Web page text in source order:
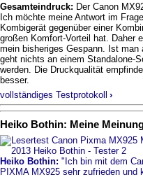
Gesamteindruck: Der Canon
Ich möchte meine Antwort im
Kombigerät gegenüber einer
großen Komfort-Vorteil hat. Daher
mein bisheriges Gespann. Ist man
geht nichts an einem Standalone-
werden. Die Druckqualität
besser.
vollständiges Testprotokoll ›
Heiko Bothin: Meine
Heiko Bothin: "Ich bin mit dem
PIXMA MX925 sehr zufrieden und